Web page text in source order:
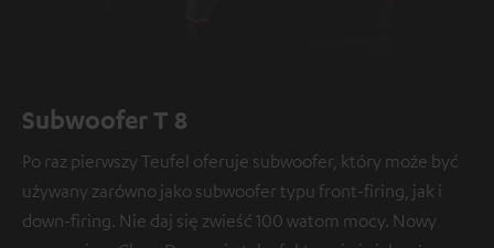
Subwoofer T 8
Po raz pierwszy Teufel oferuje subwoofer, który może być
używany zarówno jako subwoofer typu front-firing, jak i
down-firing. Nie daj się zwieść 100 watom mocy. Nowy